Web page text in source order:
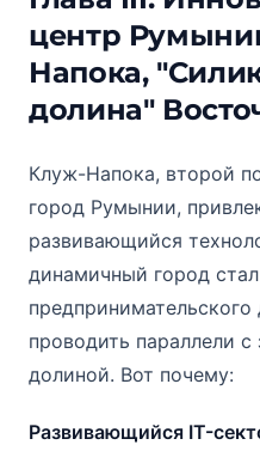
центр
Напока,
долина"
Клуж-Напока, второй
город Румынии,
развивающийся
динамичный город
предпринимательского
проводить параллели
долиной. Вот почему:
Развивающийся IT-